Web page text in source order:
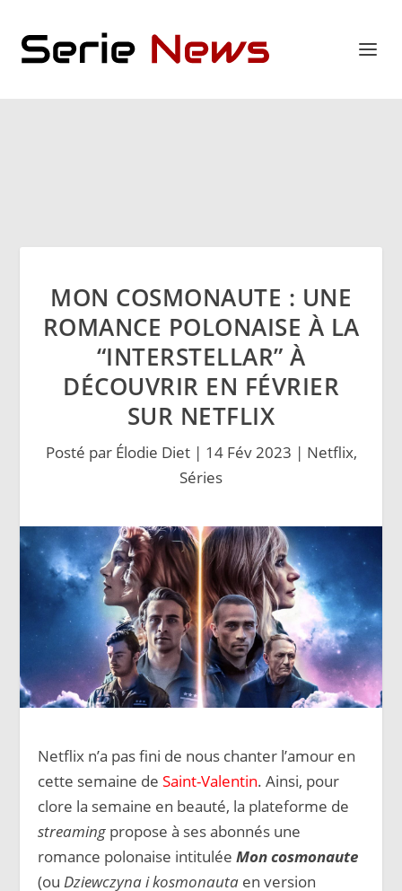
MON COSMONAUTE : UNE
ROMANCE POLONAISE À LA
“INTERSTELLAR” À
DÉCOUVRIR EN FÉVRIER
SUR NETFLIX
Posté par Élodie Diet| 14 Fév 2023 | Netflix,
Séries
Netflix n’a pas fini de nous chanter l’amour en
cette semaine deSaint-Valentin. Ainsi, pour
clore la semaine en beauté, la plateforme de
streaming propose à ses abonnés une
romance polonaise intituléeMon cosmonaute
(ou Dziewczyna i kosmonauta en version